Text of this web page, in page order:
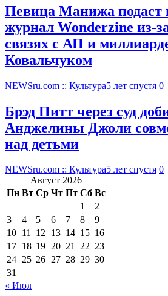
Певица Манижа подаст
журнал Wonderzine из-
связях с АП и
Ковальчуком
NEWSru.com :: Культура5 лет спустя 0
Брэд Питт через суд
Анджелины Джоли
над детьми
NEWSru.com :: Культура5 лет спустя 0
Август 2026
Пн Вт Ср Чт Пт Сб Вс
1
2
3
4 5 6 7 8
9
10 11 12 13 14 15 16
17 18 19 20 21 22 23
24 25 26 27 28 29 30
31
« Июл